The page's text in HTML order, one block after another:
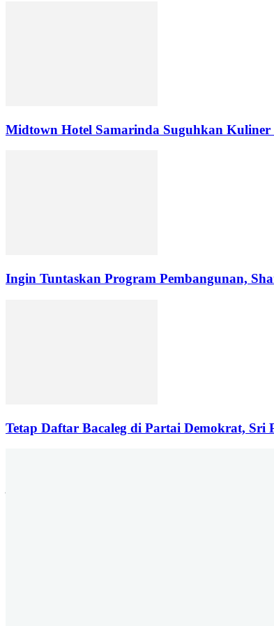
Midtown Hotel Samarinda Suguhkan
Ingin Tuntaskan Program Pembangunan,
Tetap Daftar Bacaleg di Partai Demokrat, Sri